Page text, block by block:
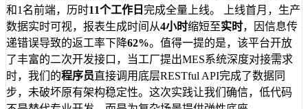
和1名前端，历时11个工作日 完成全量上线。 上线首月，生产
数据实时可视，报表生成时间从4小时缩短至实时，因信息传
递错误导致的返工率下降62%。值得一提的是，该平台开放
了丰富的二次开发接口，当工厂提出MES系统深度对接需求
时，我们的程序员直接调用底层RESTful API完成了数据同
步，未破坏原有架构稳定性。这次实践让我们确信，低代码